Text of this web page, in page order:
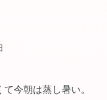
今朝は蒸し暑い。